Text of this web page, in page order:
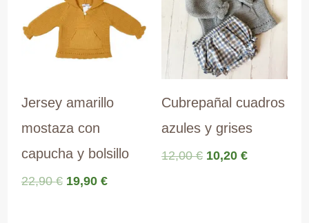
Jersey amarillo
mostaza con
capucha y bolsillo
22,90€ El
19,90 €El
Cubrepañal cuadros
azules y grises
12,00€ El
10,20 €El